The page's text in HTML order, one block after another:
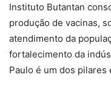
Instituto Butantan
produção de vacinas,
atendimento da
fortalecimento da
Paulo é um dos